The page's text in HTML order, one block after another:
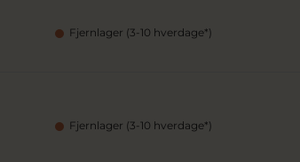
Fjernlager (3-10 hverdage*)
Fjernlager (3-10 hverdage*)